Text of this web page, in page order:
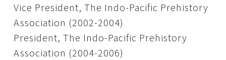
Vice President, The Indo-Pacific Prehistory
Association (2002-2004)
President, The Indo-Pacific Prehistory
Association (2004-2006)